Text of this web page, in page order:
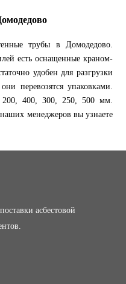
трубы в Домодедово.
есть оснащенные краном-
удобен для разгрузки
перевозятся упаковками.
200, 400, 300, 250, 500 мм.
менеджеров вы узнаете
асбестовой